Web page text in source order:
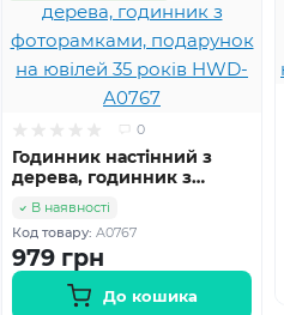
0
Годинник настінний з
дерева, годинник з
фоторамками, подарунок
на ювілей 35 років HWD-
A0767
В наявності
Код товару: A0767
979 грн
До кошика